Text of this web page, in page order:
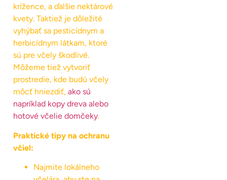
krížence, a ďalšie nektárové
kvety. Taktiež je dôležité
vyhýbať sa pesticídnym a
herbicídnym látkam, ktoré
sú pre včely škodlivé.
Môžeme tiež vytvoriť
prostredie, kde budú včely
môcť hniezdiť, ako sú
napríklad kopy dreva alebo
hotové včelie domčeky.
Praktické tipy na ochranu
včiel:
Najmite lokálneho